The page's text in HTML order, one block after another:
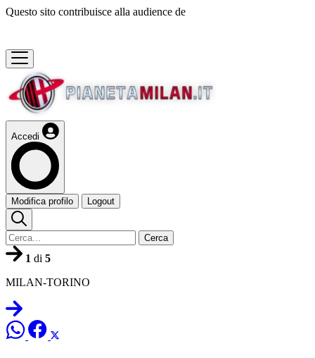
Questo sito contribuisce alla audience de
Accedi
Modifica profilo Logout
Cerca
1 di 5
MILAN-TORINO